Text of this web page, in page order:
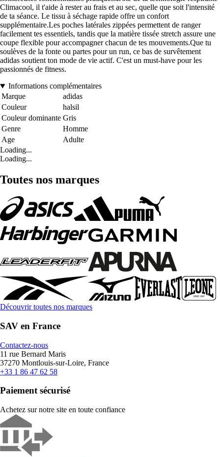
Climacool, il t'aide à rester au frais et au sec, quelle que soit l'intensité
de ta séance. Le tissu à séchage rapide offre un confort
supplémentaire.Les poches latérales zippées permettent de ranger
facilement tes essentiels, tandis que la matière tissée stretch assure une
coupe flexible pour accompagner chacun de tes mouvements.Que tu
soulèves de la fonte ou partes pour un run, ce bas de survêtement
adidas soutient ton mode de vie actif. C'est un must-have pour les
passionnés de fitness.
Informations complémentaires
Marque
adidas
Couleur
halsil
Couleur dominante Gris
Genre
Homme
Age
Adulte
Loading...
Loading...
Toutes nos marques
Découvrir toutes nos marques
SAV en France
Contactez-nous
11 rue Bernard Maris
37270 Montlouis-sur-Loire, France
+33 1 86 47 62 58
Paiement sécurisé
Achetez sur notre site en toute confiance